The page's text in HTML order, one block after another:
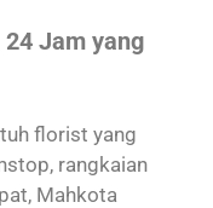
24 Jam yang
florist yang
rangkaian
Mahkota